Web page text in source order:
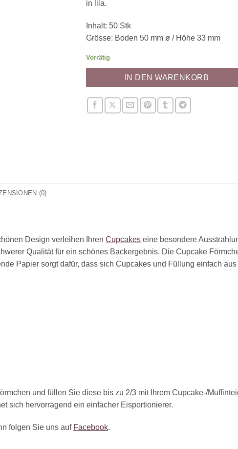
in lila.
Inhalt: 50 Stk
Grösse: Boden 50 mm ø / Höhe 33 mm
Vorrätig
IN DEN WARENKORB
(0)
Design verleihen Ihren Cupcakes eine besondere
Qualität für ein schönes Backergebnis. Die Cupcake
Papier sorgt dafür, dass sich Cupcakes und Füllung einfach
und füllen Sie diese bis zu 2/3 mit Ihrem Cupcake-/
sich hervorragend ein einfacher Eisportionierer.
folgen Sie uns auf Facebook.